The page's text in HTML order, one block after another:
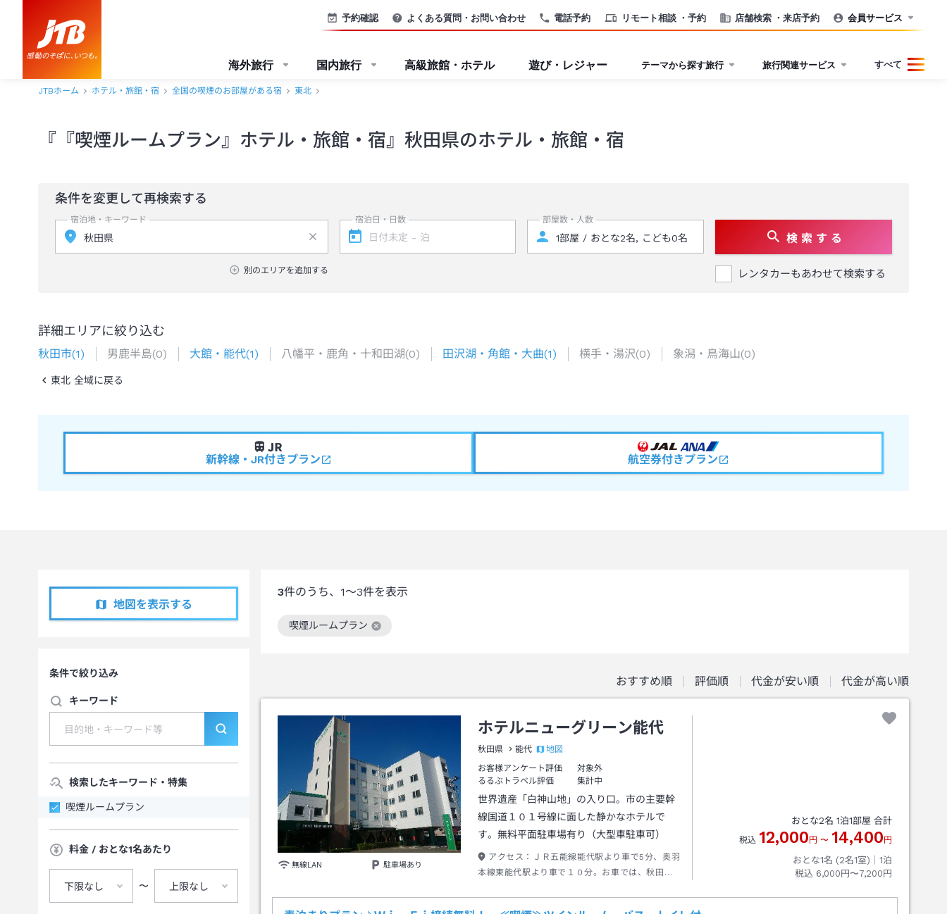
電話予約 リモート相談 ・予約 店舗検索 ・来店予約
予約確認 よくある質問・お問い合わせ 会員サービス
海外旅行 国内旅行 高級旅館・ホテル 遊び・レジャー テーマから探す旅行 旅行関連サービス すべて
JTBホーム ホテル・旅館・宿 全国の喫煙のお部屋がある宿 東北
『『喫煙ルームプラン』ホテル・旅館・宿』秋田県のホテル・旅館・宿
条件を変更して再検索する
宿泊地・キーワード
別のエリアを追加する
宿泊日・日数 部屋数・人数
検 索 す る
レンタカーもあわせて検索する
詳細エリアに絞り込む
秋田市(1) 男鹿半島(0) 大館・能代(1) 八幡平・鹿角・十和田湖(0) 田沢湖・角館・大曲(1) 横手・湯沢(0) 象潟・鳥海山(0)
東北 全域に戻る
新幹線・JR付きプラン 航空券付きプラン
地図を表示する
条件で絞り込み
キーワード
検索したキーワード・特集
喫煙ルームプラン
料金 / おとな1名あたり
下限なし 〜 上限なし
3件のうち、 1～3件を表示
喫煙ルームプラン
この絞り込み条件を解除
おすすめ順 評価順 代金が安い順 代金が高い順
無線LAN 駐車場あり
ホテルニューグリーン能代
秋田県 能代
地図
お客様アンケート評価
対象外
るるぶトラベル評価
集計中
世界遺産「白神山地」の入り口。市の主要幹
線国道１０１号線に面した静かなホテルで
す。無料平面駐車場有り（大型車駐車可）
アクセス：
ＪＲ五能線能代駅より車で5分、奥羽
本線東能代駅より車で１０分。お車では、秋田自
おとな2名 1泊1部屋 合計
税込 12,000 円 〜 14,400 円
おとな1名 (2名1室)｜ 1泊
税込 6,000円〜7,200円